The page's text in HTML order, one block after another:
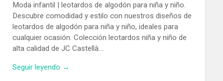
Moda infantil | leotardos de algodón para niña y niño.
Descubre comodidad y estilo con nuestros diseños de
leotardos de algodón para niña y niño, ideales para
cualquier ocasión. Colección leotardos niña y niño de
alta calidad de JC Castellà….
Seguir leyendo →